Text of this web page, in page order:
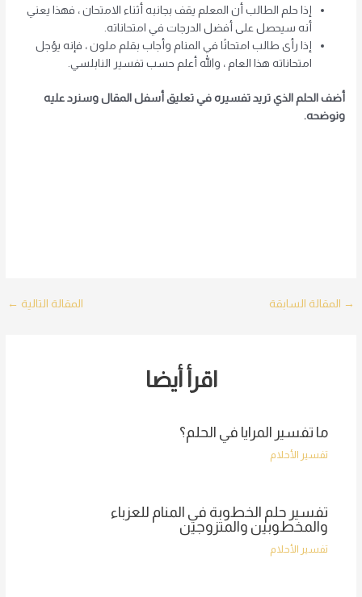
إذا حلم الطالب أن المعلم يقف بجانبه أثناء الامتحان ، فهذا يعني
أنه سيحصل على أفضل الدرجات في امتحاناته.
إذا رأى طالب امتحانًا في المنام وأجاب بقلم ملون ، فإنه يؤجل
امتحاناته هذا العام ، والله أعلم حسب تفسير النابلسي.
أضف الحلم الذي تريد تفسيره في تعليق أسفل المقال وسنرد عليه
ونوضحه.
Post
→ المقالة السابقة المقالة التالية ←
اقرأ أيضا
ما تفسير المرايا في الحلم؟
تفسير الأحلام
تفسير حلم الخطوبة في المنام للعزباء
والمخطوبين والمتزوجين
تفسير الأحلام